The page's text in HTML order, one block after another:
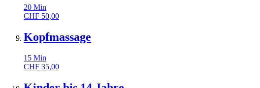
20 Min
CHF 50,00
Kopfmassage
15 Min
CHF 35,00